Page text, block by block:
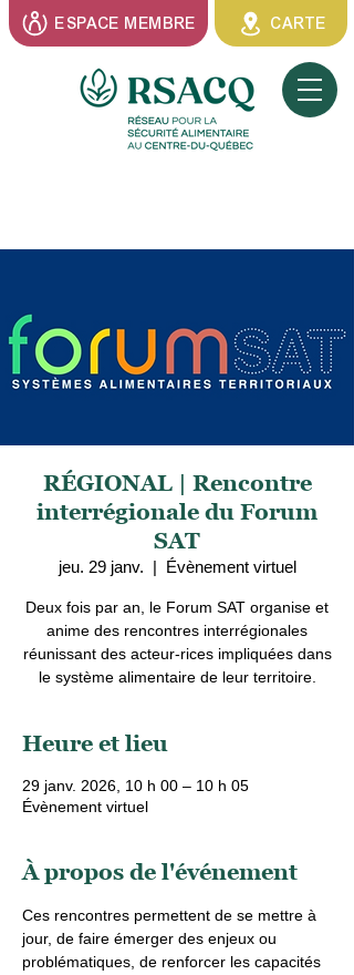
ESPACE MEMBRE CARTE
RÉGIONAL | Rencontre
interrégionale du Forum
SAT
jeu. 29 janv.
  |
Évènement virtuel
Deux fois par an, le Forum SAT organise et
anime des rencontres interrégionales
réunissant des acteur-rices impliquées dans
le système alimentaire de leur territoire.
Heure et lieu
29 janv. 2026, 10 h 00 – 10 h 05
Évènement virtuel
À propos de l'événement
Ces rencontres permettent de se mettre à
jour, de faire émerger des enjeux ou
problématiques, de renforcer les capacités